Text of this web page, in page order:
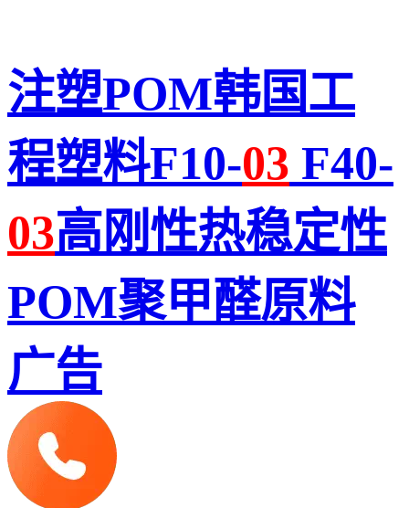
注塑POM韩国工
程塑料F10-03 F40-
03高刚性热稳定性
POM聚甲醛原料
广告